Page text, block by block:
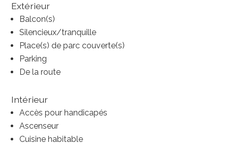
Extérieur
Balcon(s)
Silencieux/tranquille
Place(s) de parc couverte(s)
Parking
De la route
Intérieur
Accès pour handicapés
Ascenseur
Cuisine habitable